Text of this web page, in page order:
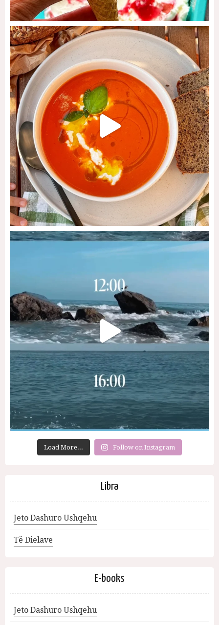
Load More... Follow on Instagram
Libra
Jeto Dashuro Ushqehu
Të Dielave
E-books
Jeto Dashuro Ushqehu